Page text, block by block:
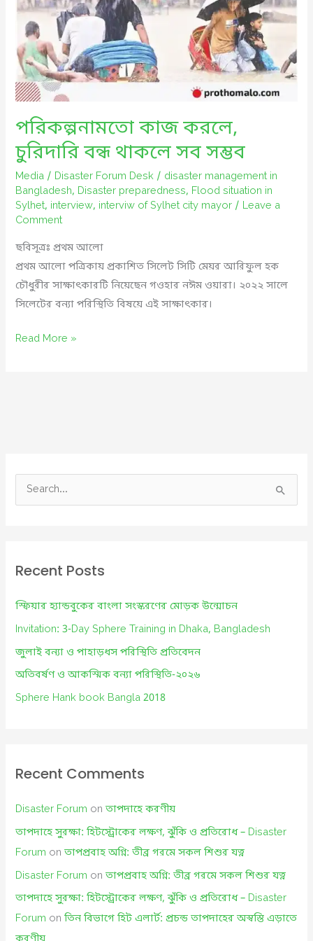
পরিকল্পনামতো কাজ করলে,
চুরিদারি বন্ধ থাকলে সব সম্ভব
Media / Disaster Forum Desk / disaster management in
Bangladesh, Disaster preparedness, Flood situation in
Sylhet, interview, interviw of Sylhet city mayor / Leave a
Comment
ছবিসূত্রঃ প্রথম আলো
প্রথম আলো পত্রিকায় প্রকাশিত সিলেট সিটি মেয়র আরিফুল হক
চৌধুরীর সাক্ষাৎকারটি নিয়েছেন গওহার নঈম ওয়ারা। ২০২২ সালে
সিলেটের বন্যা পরিস্থিতি বিষয়ে এই সাক্ষাৎকার।
পরিকল্পনামতো
Read More »
e
c
f
o
r
Recent Posts
স্ফিয়ার হ্যান্ডবুকের বাংলা সংস্করণের মোড়ক উন্মোচন
Invitation: 3-Day Sphere Training in Dhaka, Bangladesh
জুলাই বন্যা ও পাহাড়ধস পরিস্থিতি প্রতিবেদন
অতিবর্ষণ ও আকস্মিক বন্যা পরিস্থিতি-২০২৬
Sphere Hank book Bangla 2018
Recent Comments
Disaster Forum onতাপদাহে করণীয়
তাপদাহে সুরক্ষা: হিটস্ট্রোকের লক্ষণ, ঝুঁকি ও প্রতিরোধ – Disaster
Forum onতাপপ্রবাহ অগ্নি: তীব্র গরমে সকল শিশুর যত্ন
Disaster Forum onতাপপ্রবাহ অগ্নি: তীব্র গরমে সকল শিশুর যত্ন
তাপদাহে সুরক্ষা: হিটস্ট্রোকের লক্ষণ, ঝুঁকি ও প্রতিরোধ – Disaster
Forum onতিন বিভাগে হিট এলার্ট: প্রচন্ড তাপদাহের অস্বস্তি এড়াতে